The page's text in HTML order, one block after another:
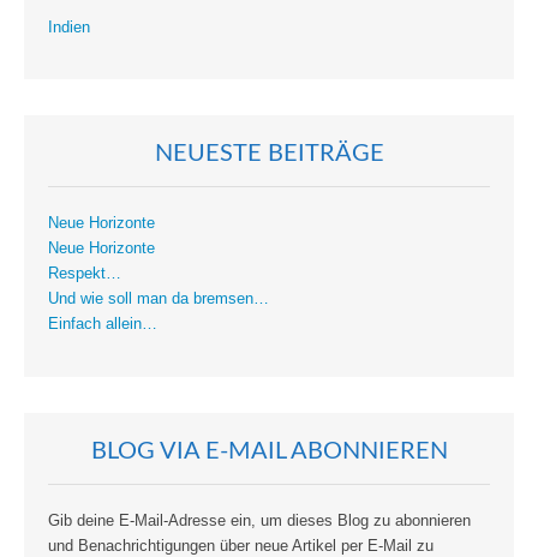
Indien
NEUESTE BEITRÄGE
Neue Horizonte
Neue Horizonte
Respekt…
Und wie soll man da bremsen…
Einfach allein…
BLOG VIA E-MAIL ABONNIEREN
Gib deine E-Mail-Adresse ein, um dieses Blog zu abonnieren
und Benachrichtigungen über neue Artikel per E-Mail zu